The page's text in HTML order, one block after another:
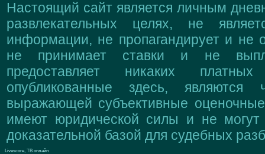
Настоящий сайт является личным
развлекательных целях, не
информации, не пропагандирует и не
не принимает ставки и не
предоставляет никаких
опубликованные здесь, являются
выражающей субъективные
имеют юридической силы и не могут
доказательной базой для судебных
Livescore, ТВ онлайн